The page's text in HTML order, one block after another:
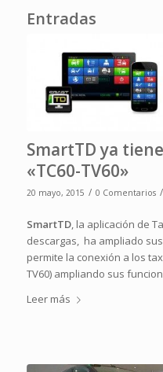
Entradas
SmartTD ya
«TC60-TV60»
20 mayo, 2015 / 0 Comentarios /
SmartTD, la aplicación de
descargas, ha ampliado
permite la conexión a los
TV60) ampliando sus
Leer más